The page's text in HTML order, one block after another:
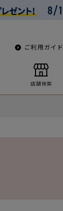
ご利用ガイド
店舗検索